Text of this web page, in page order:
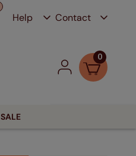
Help Contact
0
SALE